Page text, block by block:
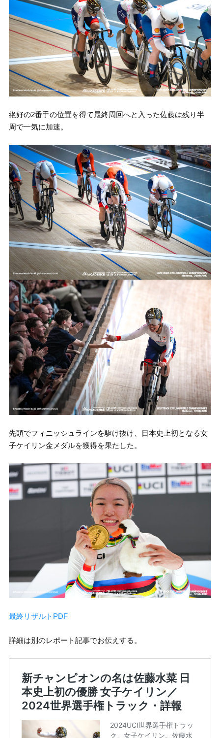
絶好の2番手の位置を得て最終周回へと入った佐藤は残り半
周で一気に加速。
先頭でフィニッシュラインを駆け抜け、日本史上初となる女
子ケイリン金メダルを獲得を果たした。
最終リザルトPDF
詳細は別のレポート記事でお伝えする。